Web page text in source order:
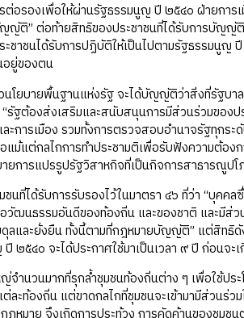
ต่อรองเพื่อให้ผ่านรัฐธรรมนูญ ปี ๒๕๔๐ ฝ่ายการเ
ญัติ” ต่อท้ายสิทธิของประชาชนที่ได้รับการบัญ
ะชาชนได้รับการปฏิบัติให้เป็นไปตามรัฐธรรมนูญ
อยู่ของตน
นโยบายพื้นฐานแห่งรัฐ จะได้บัญญัติว่าสิ่งที่รัฐบา
ฐต้องส่งเสริมและสนับสนุนการมีส่วนร่วมของป
ะการเมือง รวมทั้งการตรวจสอบอำนาจรัฐทุกร
แม้แต่กลไกการทำประชามติเพื่อรับฟังความต้อ
ายการแปรรูปรัฐวิสาหกิจที่เป็นกิจการสาธารณู
นที่ได้รับการรับรองไว้ในมาตรา ๔๖ ที่ว่า “บุ
วัฒนธรรมอันดีของท้องถิ่น และของชาติ และมีส่ว
ลและยั่งยืน ทั้งนี้ตามที่กฎหมายบัญญัติ” แต่สิทธิ
๒๕๔๐ จะได้ประกาศใช้มาเป็นเวลา ๙ ปี ก่อนจ
จำนวนมากที่รุกล้ำชุมชนท้องถิ่นต่าง ๆ เพื่อใช้ป
ละท้องถิ่น แต่ขาดกลไกที่ชุมชนจะเข้ามามีส่วนร่